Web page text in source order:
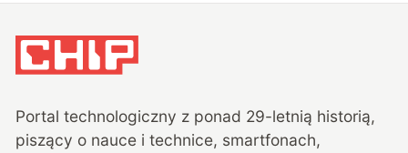
Portal technologiczny z ponad 29-letnią historią,
piszący o nauce i technice, smartfonach,